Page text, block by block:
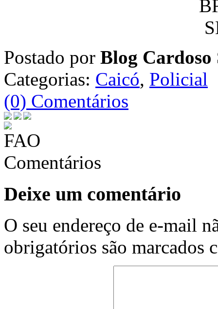
Postado por Blog Cardoso
Categorias: Caicó, Policial
(0) Comentários
Comentários
Deixe um comentário
O seu endereço de e-mail
obrigatórios são marcados